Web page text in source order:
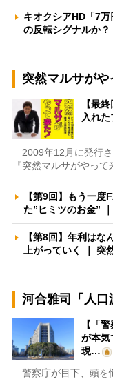
キオクシアHD「7
の反転シグナルか
突然マルサがや
【最
入れ
2009年12月に発行
『突然マルサがやっ
【第9回】もう一
た”ヒミツのお金”
【第8回】年利は
上がっていく ｜ 突
河合雅司「人口
【「
が本
現…
警察庁が目下、頭を